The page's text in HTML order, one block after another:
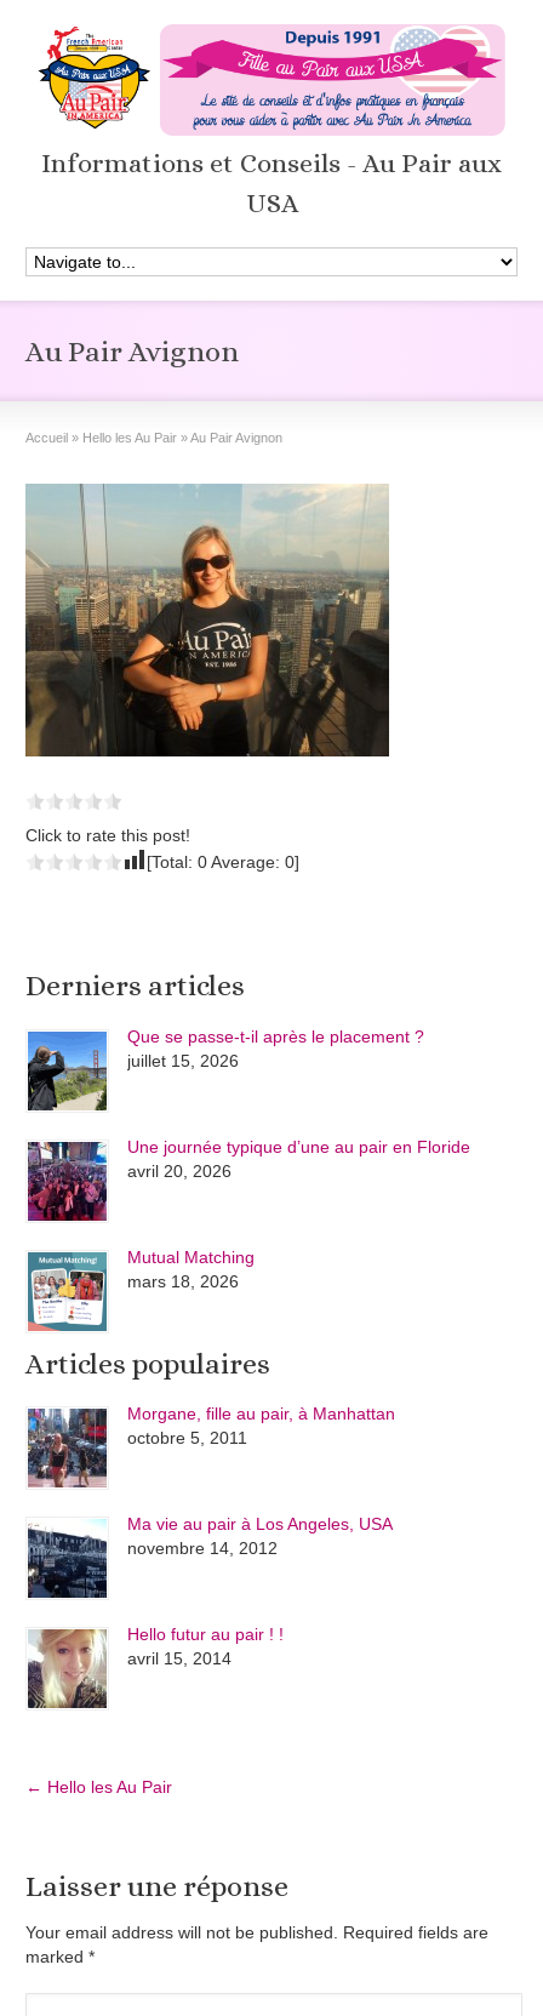
Informations et Conseils - Au Pair aux
USA
Au Pair Avignon
Accueil » Hello les Au Pair »Au Pair Avignon
Click to rate this post!
[Total:0Average:0]
Derniers articles
Que se passe-t-il après le placement ?
juillet 15, 2026
Une journée typique d’une au pair en Floride
avril 20, 2026
Mutual Matching
mars 18, 2026
Articles populaires
Morgane, fille au pair, à Manhattan
octobre 5, 2011
Ma vie au pair à Los Angeles, USA
novembre 14, 2012
Hello futur au pair ! !
avril 15, 2014
← Hello les Au Pair
Laisser une réponse
Your email address will not be published. Required fields are
marked*